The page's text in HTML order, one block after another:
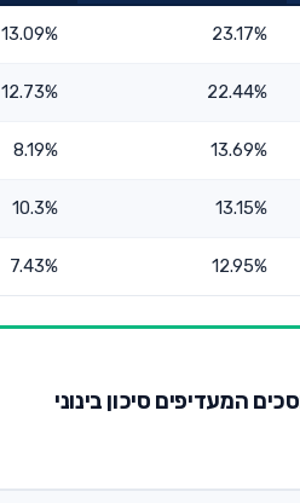
23.17%
13.09%
22.44%
12.73%
13.69%
8.19%
13.15%
10.3%
12.95%
7.43%
המעדיפים סיכון בינוני